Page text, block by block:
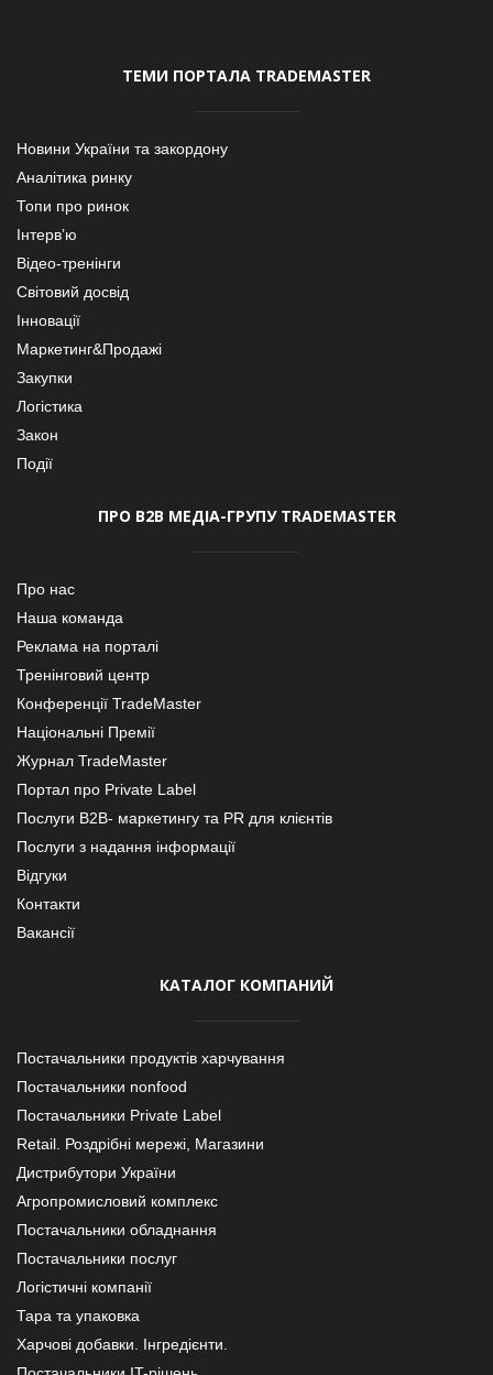
ТЕМИ ПОРТАЛА TRADEMASTER
Новини України та закордону
Аналітика ринку
Топи про ринок
Інтерв’ю
Відео-тренінги
Світовий досвід
Інновації
Маркетинг&Продажі
Закупки
Логістика
Закон
Події
ПРО В2В МЕДІА-ГРУПУ TRADEMASTER
Про нас
Наша команда
Реклама на порталі
Тренінговий центр
Конференції TradeMaster
Національні Премії
Журнал TradeMaster
Портал про Private Label
Послуги В2В- маркетингу та PR для клієнтів
Послуги з надання інформації
Відгуки
Контакти
Вакансії
КАТАЛОГ КОМПАНИЙ
Постачальники продуктів харчування
Постачальники nonfood
Постачальники Private Label
Retail. Роздрібні мережі, Магазини
Дистрибутори України
Агропромисловий комплекс
Постачальники обладнання
Постачальники послуг
Логістичні компанії
Тара та упаковка
Харчові добавки. Інгредієнти.